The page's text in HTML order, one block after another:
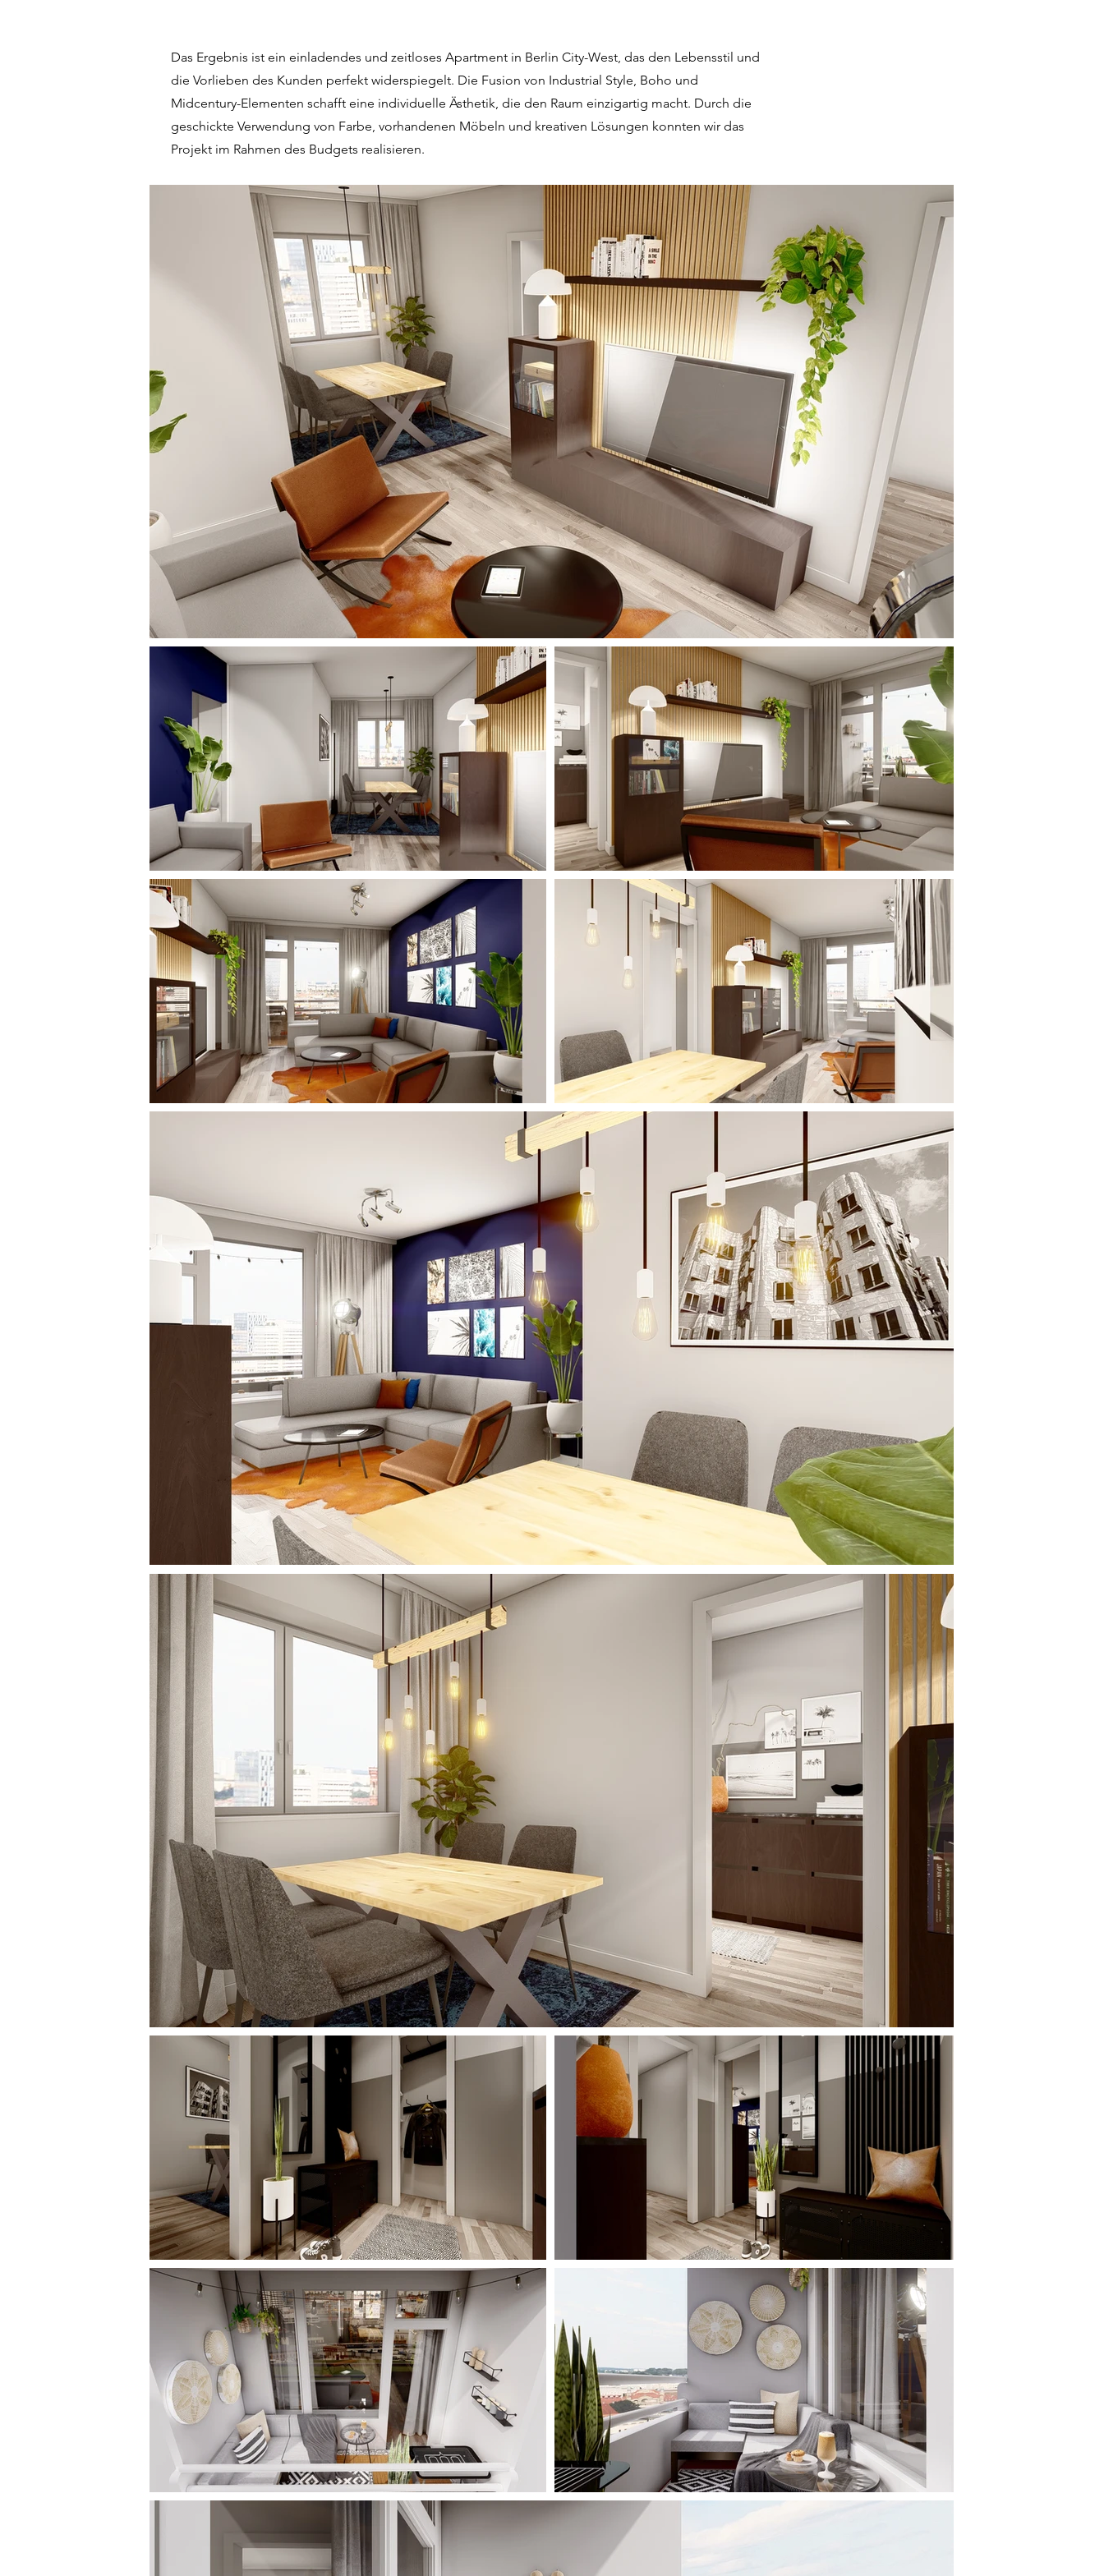
Das Ergebnis ist ein einladendes und zeitloses Apartment in Berlin City-West, das den Lebensstil und
die Vorlieben des Kunden perfekt widerspiegelt. Die Fusion von Industrial Style, Boho und
Midcentury-Elementen schafft eine individuelle Ästhetik, die den Raum einzigartig macht. Durch die
geschickte Verwendung von Farbe, vorhandenen Möbeln und kreativen Lösungen konnten wir das
Projekt im Rahmen des Budgets realisieren.